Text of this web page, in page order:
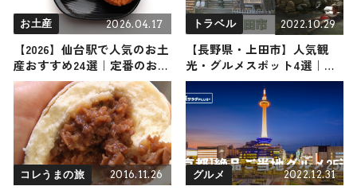
お土産 2026.04.17
【2026】仙台駅で人気のお土
産おすすめ24選｜定番のお菓
子からおしゃれなお土産・ば
らまき用・女性向けまで幅広
く紹介
トラベル 2022.10.29
【長野県・上田市】人気観
光・グルメスポット4選｜東
京へのアクセスも抜群！上田
市満喫プラン紹介
コレうまの旅 2016.11.26 グルメ 2022.12.31